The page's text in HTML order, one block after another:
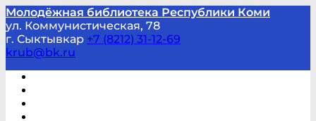
Молодёжная библиотека Республики Коми
ул. Коммунистическая, 78
г. Сыктывкар +7 (8212) 31-12-69
krub@bk.ru